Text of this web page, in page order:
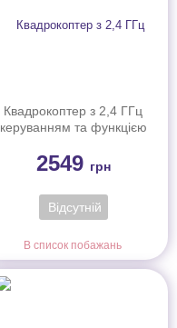
Квадрокоптер з 2,4 ГГц
керуванням та функцією
(13,1 cм)
2549 грн
Відсутній
В список побажань